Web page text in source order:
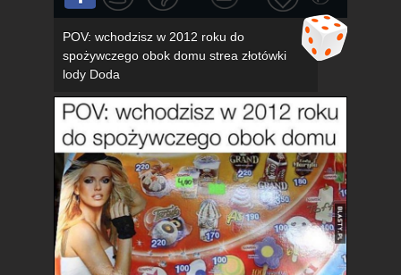
POV: wchodzisz w 2012 roku do
spożywczego obok domu strea złotówki
lody Doda